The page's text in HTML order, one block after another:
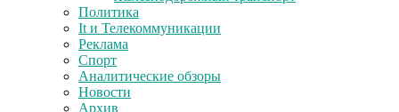
Политика
It и Телекоммуникации
Реклама
Спорт
Аналитические обзоры
Новости
Архив